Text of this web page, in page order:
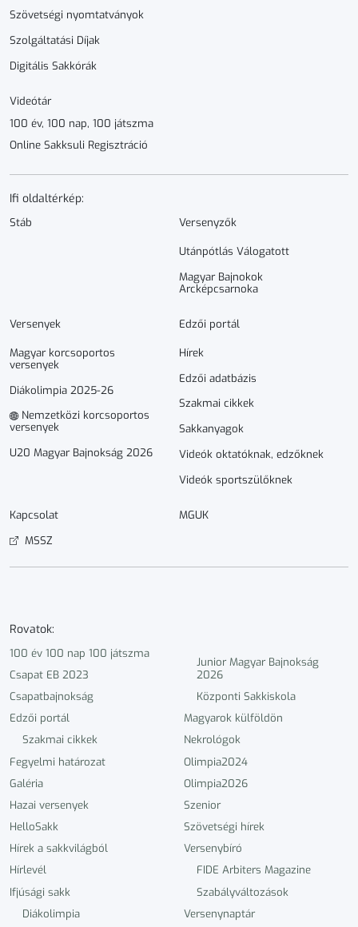
Szövetségi nyomtatványok
Szolgáltatási Díjak
Digitális Sakkórák
Videótár
100 év, 100 nap, 100 játszma
Online Sakksuli Regisztráció
Ifi oldaltérkép:
Stáb Versenyzők
Utánpótlás Válogatott
Magyar Bajnokok
Arcképcsarnoka
Versenyek
Magyar korcsoportos
versenyek
Diákolimpia 2025-26
Nemzetközi korcsoportos
versenyek
U20 Magyar Bajnokság 2026
Edzői portál
Hírek
Edzői adatbázis
Szakmai cikkek
Sakkanyagok
Videók oktatóknak, edzőknek
Videók sportszülőknek
Kapcsolat
MGUK
MSSZ
Rovatok:
100 év 100 nap 100 játszma
Csapat EB 2023
Csapatbajnokság
Edzői portál
Szakmai cikkek
Fegyelmi határozat
Galéria
Hazai versenyek
HelloSakk
Hírek a sakkvilágból
Hírlevél
Ifjúsági sakk
Diákolimpia
Junior Magyar Bajnokság
2026
Központi Sakkiskola
Magyarok külföldön
Nekrológok
Olimpia2024
Olimpia2026
Szenior
Szövetségi hírek
Versenybíró
FIDE Arbiters Magazine
Szabályváltozások
Versenynaptár